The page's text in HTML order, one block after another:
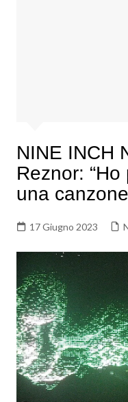
NINE INCH
Reznor:
una
17 Giugno 2023